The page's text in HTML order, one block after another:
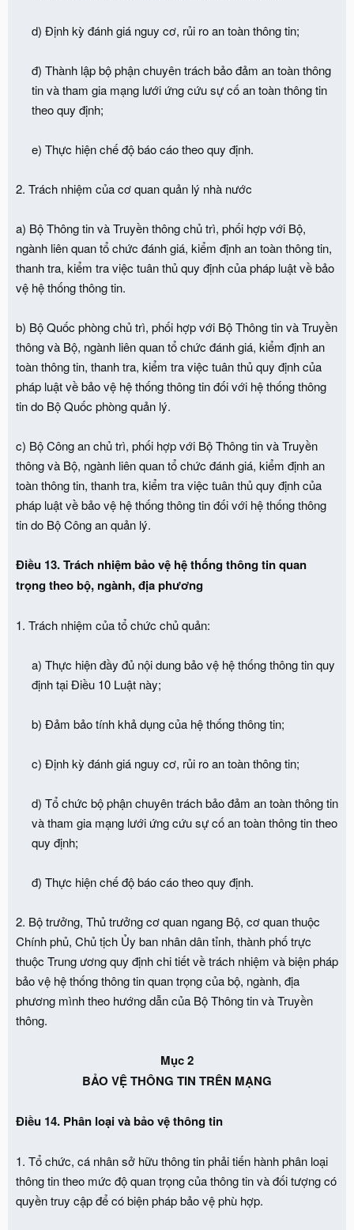
d) Định kỳ đánh giá nguy cơ, rủi ro an toàn thông tin;
đ) Thành lập bộ phận chuyên trách bảo đảm an toàn thông
tin và tham gia mạng lưới ứng cứu sự cố an toàn thông tin
theo quy định;
e) Thực hiện chế độ báo cáo theo quy định.​
2. Trách nhiệm của cơ quan quản lý nhà nước
a) Bộ Thông tin và Truyền thông chủ trì, phối hợp với Bộ,
ngành liên quan tổ chức đánh giá, kiểm định an toàn thông tin,
thanh tra, kiểm tra việc tuân thủ quy định của pháp luật về bảo
vệ hệ thống thông tin.
b) Bộ Quốc phòng chủ trì, phối hợp với Bộ Thông tin và Truyền
thông và Bộ, ngành liên quan tổ chức đánh giá, kiểm định an
toàn thông tin, thanh tra, kiểm tra việc tuân thủ quy định của
pháp luật về bảo vệ hệ thống thông tin đối với hệ thống thông
tin do Bộ Quốc phòng quản lý.
c) Bộ Công an chủ trì, phối hợp với Bộ Thông tin và Truyền
thông và Bộ, ngành liên quan tổ chức đánh giá, kiểm định an
toàn thông tin, thanh tra, kiểm tra việc tuân thủ quy định của
pháp luật về bảo vệ hệ thống thông tin đối với hệ thống thông
tin do Bộ Công an quản lý.
Điều 13. Trách nhiệm bảo vệ hệ thống thông tin quan
trọng theo bộ, ngành, địa phương
1. Trách nhiệm của tổ chức chủ quản:
a) Thực hiện đầy đủ nội dung bảo vệ hệ thống thông tin quy
định tại Điều 10 Luật này;
b) Đảm bảo tính khả dụng của hệ thống thông tin;
c) Định kỳ đánh giá nguy cơ, rủi ro an toàn thông tin;
d) Tổ chức bộ phận chuyên trách bảo đảm an toàn thông tin
và tham gia mạng lưới ứng cứu sự cố an toàn thông tin theo
quy định;
đ) Thực hiện chế độ báo cáo theo quy định.​
2. Bộ trưởng, Thủ trưởng cơ quan ngang Bộ, cơ quan thuộc
Chính phủ, Chủ tịch Ủy ban nhân dân tỉnh, thành phố trực
thuộc Trung ương quy định chi tiết về trách nhiệm và biện pháp
bảo vệ hệ thống thông tin quan trọng của bộ, ngành, địa
phương mình theo hướng dẫn của Bộ Thông tin và Truyền
thông.
Mục 2
BẢO VỆ THÔNG TIN TRÊN MẠNG
Điều 14. Phân loại và bảo vệ thông tin
1. Tổ chức, cá nhân sở hữu thông tin phải tiến hành phân loại
thông tin theo mức độ quan trọng của thông tin và đối tượng có
quyền truy cập để có biện pháp bảo vệ phù hợp.